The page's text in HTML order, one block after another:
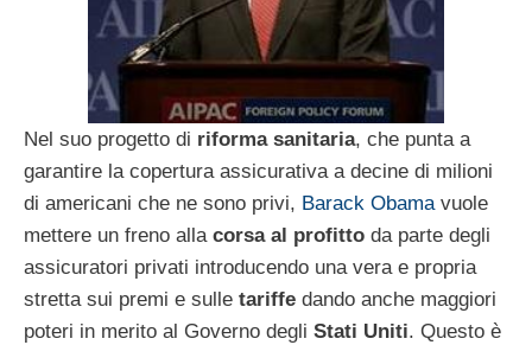
Nel suo progetto di riforma sanitaria, che punta a
garantire la copertura assicurativa a decine di milioni
di americani che ne sono privi, Barack Obamavuole
mettere un freno alla corsa al profitto da parte degli
assicuratori privati introducendo una vera e propria
stretta sui premi e sulle tariffe dando anche maggiori
poteri in merito al Governo degli Stati Uniti. Questo è